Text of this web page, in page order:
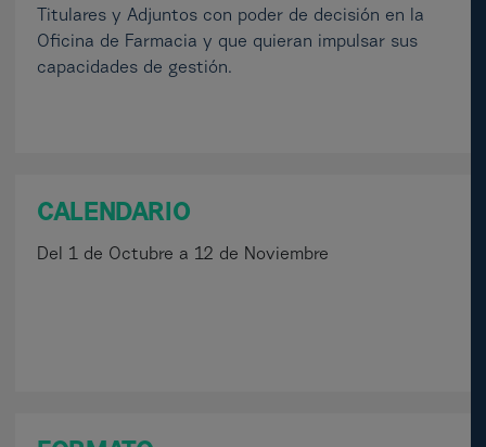
Titulares y Adjuntos con poder de decisión en la
Oficina de Farmacia y que quieran impulsar sus
capacidades de gestión.
CALENDARIO
Del 1 de Octubre a 12 de Noviembre